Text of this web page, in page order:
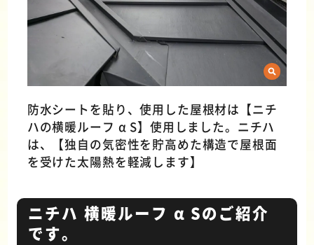
防水シートを貼り、使用した屋根材は【ニチ
ハの横暖ルーフ α S】使用しました。ニチハ
は、【独自の気密性を貯高めた構造で屋根面
を受けた太陽熱を軽減します】
ニチハ 横暖ルーフ α Sのご紹介
です。